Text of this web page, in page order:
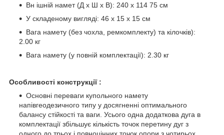
Вн ішній намет (Д х Ш х В): 240 х 114 75 см
У складеному вигляді: 46 x 15 х 15 см
Вага намету (без чохла, ремкомплекту) та кілочків):
2.00 кг
Вага намету (у повній комплектації): 2.30 кг
Особливості конструкції :
Основні переваги купольного намету
напівгеодезичного типу у досягненні оптимального
балансу стійкості та ваги. Усього одна додаткова дуга в
комплектації збільшує кількість точок перетину дуг з
одного до трьох і повноцінних точок опори з чотирьох